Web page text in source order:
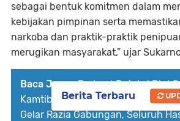
sebagai bentuk komitmen dalam
kebijakan pimpinan serta
narkoba dan praktik-praktik
merugikan masyarakat,” ujar
Baca Juga : Perkuat Deteksi Dini
Kamtib, Lapas Pasir Pangarayan
Gelar Razia Gabungan, Seluruh
Berita Terbaru